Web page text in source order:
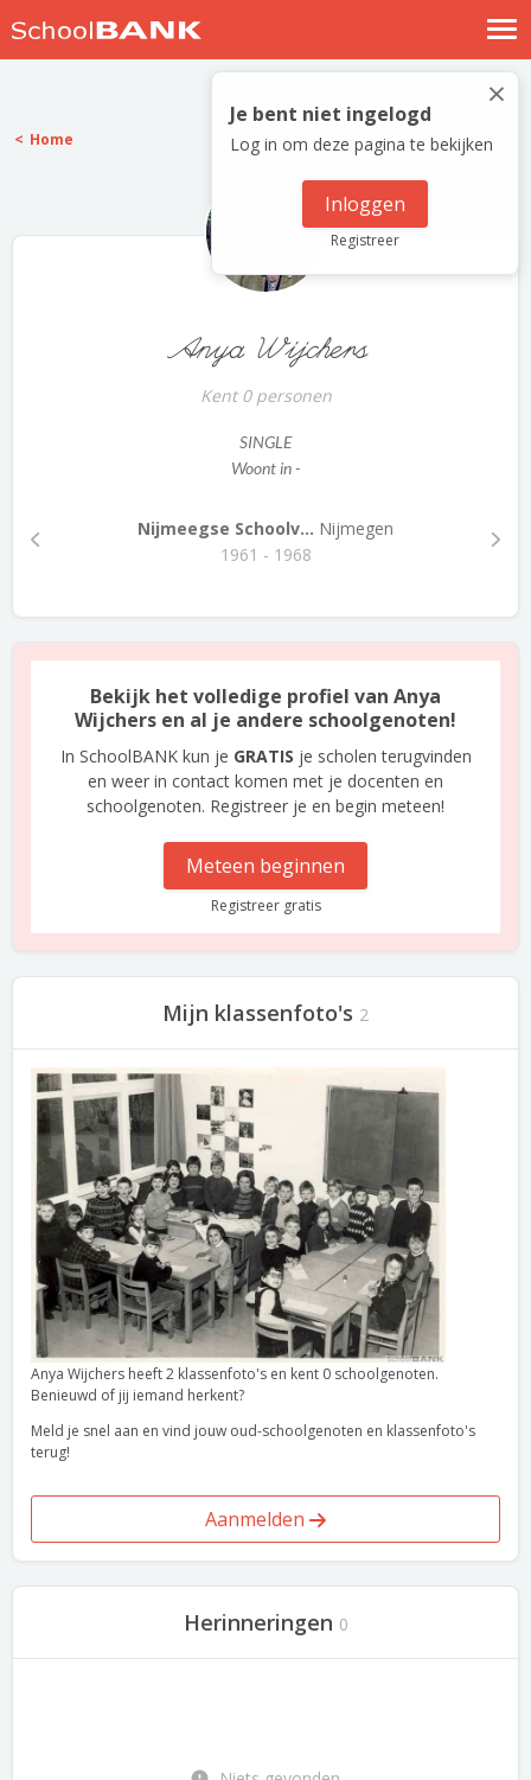
Nostalgische verhalen
Log in
Meld je gratis aan
×
Je bent niet ingelogd
Log in om deze pagina te bekijken
Inloggen
Registreer
Home
Anya Wijchers
Kent 0 personen
SINGLE
Woont in -
Nijmeegse Schoolv... Nijmegen
1961 - 1968
Bekijk het volledige profiel van Anya
Wijchers en al je andere schoolgenoten!
In SchoolBANK kun je GRATIS je scholen terugvinden
en weer in contact komen met je docenten en
schoolgenoten. Registreer je en begin meteen!
Meteen beginnen
Registreer gratis
Mijn klassenfoto's 2
Anya Wijchers heeft 2 klassenfoto's en kent 0 schoolgenoten.
Benieuwd of jij iemand herkent?
Meld je snel aan en vind jouw oud-schoolgenoten en klassenfoto's
terug!
Aanmelden
Herinneringen 0